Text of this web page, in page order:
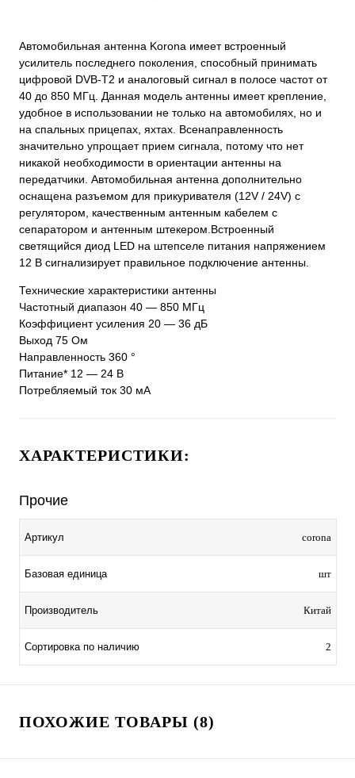
Автомобильная антенна Korona имеет встроенный
усилитель последнего поколения, способный принимать
цифровой DVB-T2 и аналоговый сигнал в полосе частот от
40 до 850 МГц. Данная модель антенны имеет крепление,
удобное в использовании не только на автомобилях, но и
на спальных прицепах, яхтах. Всенаправленность
значительно упрощает прием сигнала, потому что нет
никакой необходимости в ориентации антенны на
передатчики. Автомобильная антенна дополнительно
оснащена разъемом для прикуривателя (12V / 24V) с
регулятором, качественным антенным кабелем с
сепаратором и антенным штекером.Встроенный
светящийся диод LED на штепселе питания напряжением
12 В сигнализирует правильное подключение антенны.
Технические характеристики антенны
Частотный диапазон 40 — 850 МГц
Коэффициент усиления 20 — 36 дБ
Выход 75 Ом
Направленность 360 °
Питание* 12 — 24 В
Потребляемый ток 30 мА
ХАРАКТЕРИСТИКИ:
Прочие
Артикул corona
Базовая единица шт
Производитель Китай
Сортировка по наличию 2
ПОХОЖИЕ ТОВАРЫ (8)